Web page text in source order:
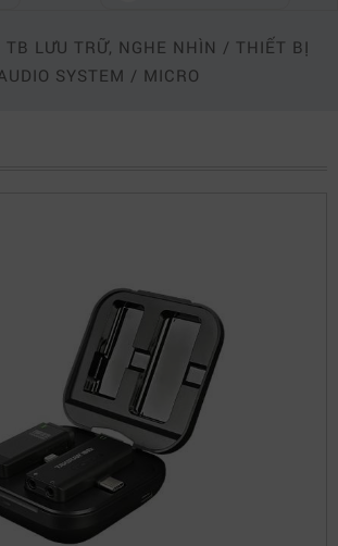
TB LƯU TRỮ, NGHE NHÌN / THIẾT BỊ
SYSTEM / MICRO